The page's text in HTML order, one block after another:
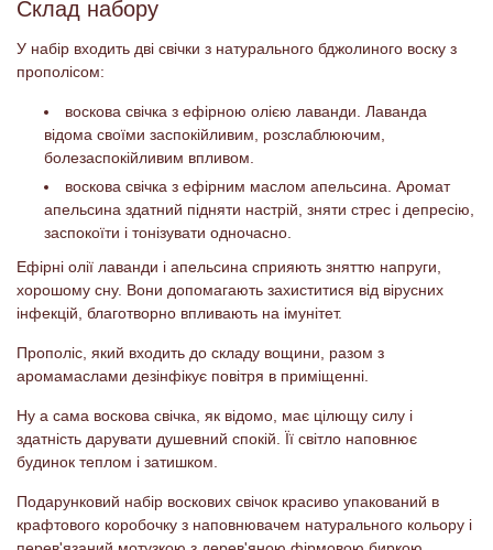
Склад набору
У набір входить дві свічки з натурального бджолиного воску з
прополісом:
воскова свічка з ефірною олією лаванди. Лаванда
відома своїми заспокійливим, розслаблюючим,
болезаспокійливим впливом.
воскова свічка з ефірним маслом апельсина. Аромат
апельсина здатний підняти настрій, зняти стрес і депресію,
заспокоїти і тонізувати одночасно.
Ефірні олії лаванди і апельсина сприяють зняттю напруги,
хорошому сну. Вони допомагають захиститися від вірусних
інфекцій, благотворно впливають на імунітет.
Прополіс, який входить до складу вощини, разом з
аромамаслами дезінфікує повітря в приміщенні.
Ну а сама воскова свічка, як відомо, має цілющу силу і
здатність дарувати душевний спокій. Її світло наповнює
будинок теплом і затишком.
Подарунковий набір воскових свічок красиво упакований в
крафтового коробочку з наповнювачем натурального кольору і